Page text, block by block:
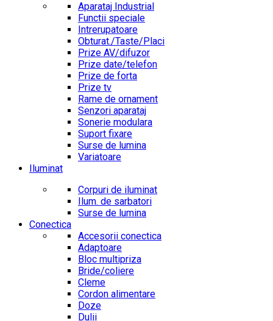
Aparataj Industrial
Functii speciale
Intrerupatoare
Obturat./Taste/Placi
Prize AV/difuzor
Prize date/telefon
Prize de forta
Prize tv
Rame de ornament
Senzori aparataj
Sonerie modulara
Suport fixare
Surse de lumina
Variatoare
Iluminat
Corpuri de iluminat
Ilum. de sarbatori
Surse de lumina
Conectica
Accesorii conectica
Adaptoare
Bloc multipriza
Bride/coliere
Cleme
Cordon alimentare
Doze
Dulii